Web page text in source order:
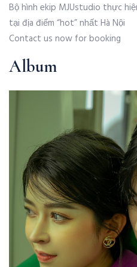
Bộ hình ekip MJUstudio thực
tại địa điểm “hot” nhất Hà Nội
Contact us now for booking
Album